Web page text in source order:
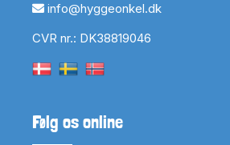
info@hyggeonkel.dk
CVR nr.: DK38819046
Følg os online